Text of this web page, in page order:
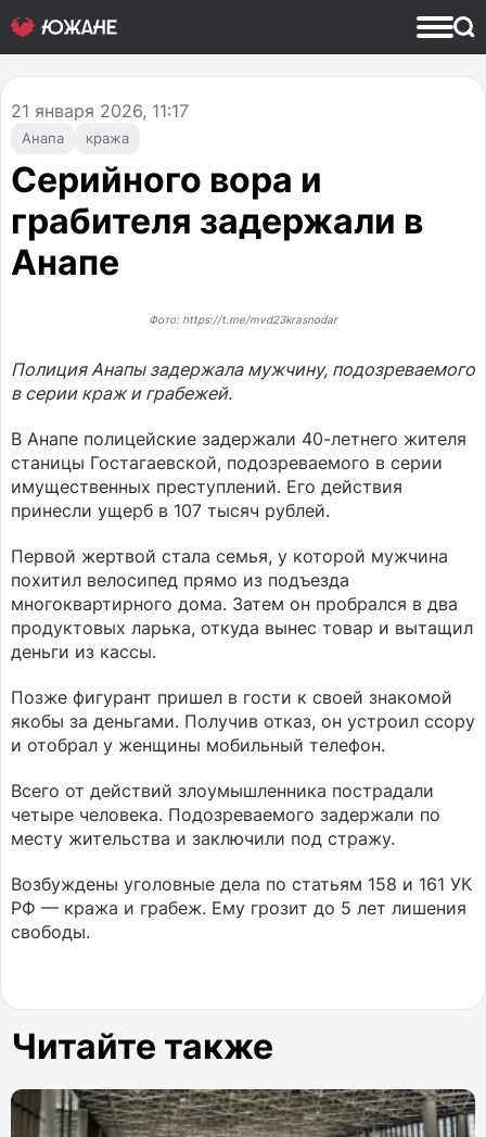
Анапа кража
21 января 2026, 11:17
Серийного вора и
грабителя задержали в
Анапе
Фото: https://t.me/mvd23krasnodar
Полиция Анапы задержала мужчину, подозреваемого
в серии краж и грабежей.
В Анапе полицейские задержали 40-летнего жителя
станицы Гостагаевской, подозреваемого в серии
имущественных преступлений. Его действия
принесли ущерб в 107 тысяч рублей.
Первой жертвой стала семья, у которой мужчина
похитил велосипед прямо из подъезда
многоквартирного дома. Затем он пробрался в два
продуктовых ларька, откуда вынес товар и вытащил
деньги из кассы.
Позже фигурант пришел в гости к своей знакомой
якобы за деньгами. Получив отказ, он устроил ссору
и отобрал у женщины мобильный телефон.
Всего от действий злоумышленника пострадали
четыре человека. Подозреваемого задержали по
месту жительства и заключили под стражу.
Возбуждены уголовные дела по статьям 158 и 161 УК
РФ — кража и грабеж. Ему грозит до 5 лет лишения
свободы.
Читайте также